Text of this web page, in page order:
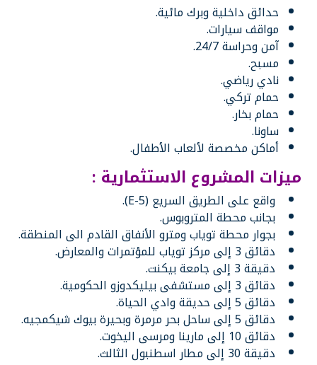
حدائق داخلية وبرك مائية.
مواقف سيارات.
آمن وحراسة 24/7.
مسبح.
نادي رياضي.
حمام تركي.
حمام بخار.
ساونا.
أماكن مخصصة لألعاب الأطفال.
ميزات المشروع الاستثمارية :
واقع على الطريق السريع (E-5).
بجانب محطة المتروبوس.
بجوار محطة توياب ومترو الأنفاق القادم الى المنطقة.
دقائق 3 إلى مركز توياب للمؤتمرات والمعارض.
دقيقة 3 إلى جامعة بيكنت.
دقائق 3 إلى مستشفى بيليكدوزو الحكومية.
دقائق 5 إلى حديقة وادي الحياة.
دقائق 5 إلى ساحل بحر مرمرة وبحيرة بيوك شيكمجيه.
دقائق 10 إلى مارينا ومرسى اليخوت.
دقيقة 30 إلى مطار اسطنبول الثالث.